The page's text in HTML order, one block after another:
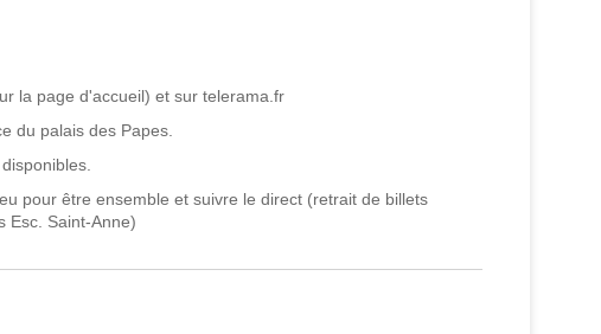
la page d'accueil) et sur telerama.fr
du palais des Papes.
pour être ensemble et suivre le direct (retrait de billets
Esc. Saint-Anne)